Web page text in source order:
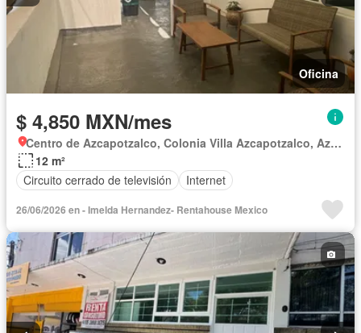
Oficina
$ 4,850 MXN/mes
Centro de Azcapotzalco, Colonia Villa Azcapotzalco, Azcapotzalco
12 m²
Circuito cerrado de televisión
Internet
26/06/2026 en - Imelda Hernandez- Rentahouse Mexico